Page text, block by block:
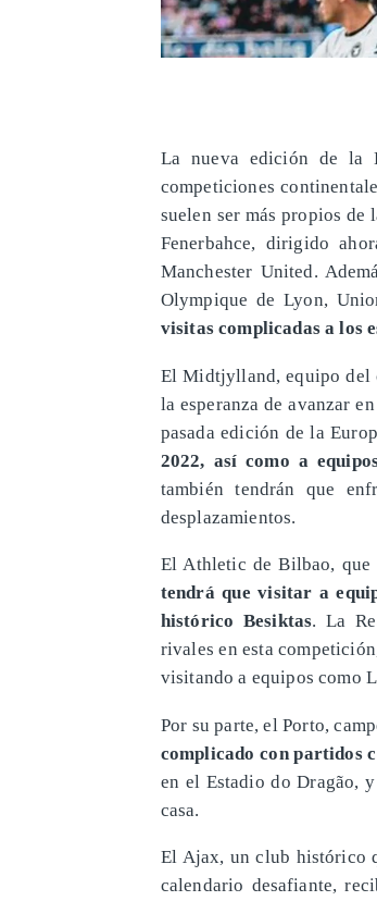
La nueva edición de la
competiciones
suelen ser más propios de
Fenerbahce, dirigido
Manchester United.
Olympique de Lyon,
visitas complicadas a los
El Midtjylland, equipo del
la esperanza de avanzar
pasada edición de la
2022, así como a
también tendrán que
desplazamientos.
El Athletic de Bilbao,
tendrá que visitar a
histórico Besiktas. La
rivales en esta
visitando a equipos como
Por su parte, el Porto,
complicado con partidos
en el Estadio do Dragão,
casa.
El Ajax, un club histórico
calendario desafiante,